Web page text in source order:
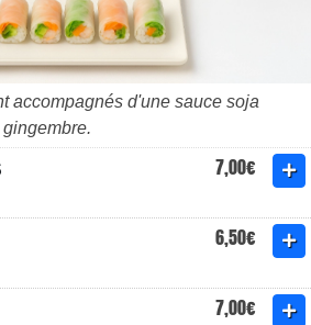
accompagnés d'une sauce soja
7,00€
6,50€
7,00€